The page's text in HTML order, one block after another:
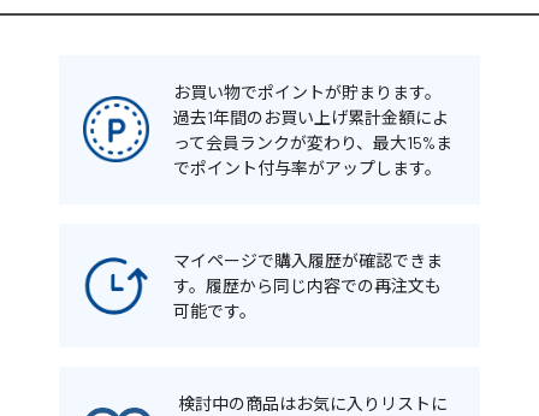
お買い物でポイントが貯まります。
過去1年間のお買い上げ累計金額によ
って会員ランクが変わり、最大15%ま
でポイント付与率がアップします。
マイページで購入履歴が確認できま
す。履歴から同じ内容での再注文も
可能です。
検討中の商品はお気に入りリストに